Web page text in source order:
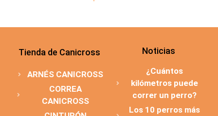
Tienda de Canicross
ARNÉS CANICROSS
CORREA
CANICROSS
Noticias
¿Cuántos
kilómetros puede
correr un perro?
Los 10 perros más